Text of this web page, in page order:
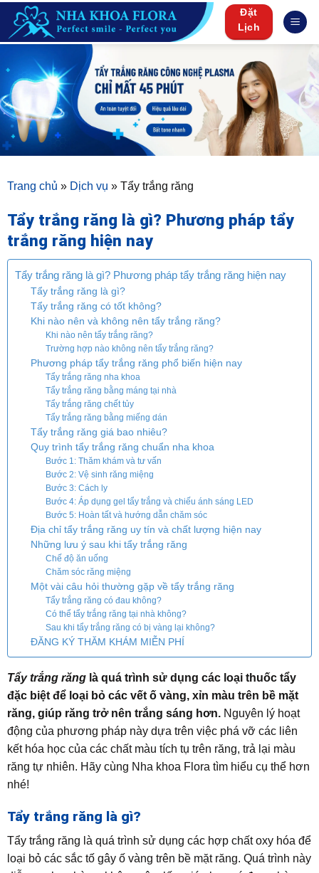
content
Đặt
Lịch
Trang chủ » Dịch vụ » Tẩy trắng răng
Tẩy trắng răng là gì? Phương pháp tẩy
trắng răng hiện nay
Tẩy trắng răng là gì? Phương pháp tẩy trắng răng hiện nay
Tẩy trắng răng là gì?
Tẩy trắng răng có tốt không?
Khi nào nên và không nên tẩy trắng răng?
Khi nào nên tẩy trắng răng?
Trường hợp nào không nên tẩy trắng răng?
Phương pháp tẩy trắng răng phổ biến hiện nay
Tẩy trắng răng nha khoa
Tẩy trắng răng bằng máng tại nhà
Tẩy trắng răng chết tủy
Tẩy trắng răng bằng miếng dán
Tẩy trắng răng giá bao nhiêu?
Quy trình tẩy trắng răng chuẩn nha khoa
Bước 1: Thăm khám và tư vấn
Bước 2: Vệ sinh răng miệng
Bước 3: Cách ly
Bước 4: Áp dụng gel tẩy trắng và chiếu ánh sáng LED
Bước 5: Hoàn tất và hướng dẫn chăm sóc
Địa chỉ tẩy trắng răng uy tín và chất lượng hiện nay
Những lưu ý sau khi tẩy trắng răng
Chế độ ăn uống
Chăm sóc răng miệng
Một vài câu hỏi thường gặp về tẩy trắng răng
Tẩy trắng răng có đau không?
Có thể tẩy trắng răng tại nhà không?
Sau khi tẩy trắng răng có bị vàng lại không?
ĐĂNG KÝ THĂM KHÁM MIỄN PHÍ
Tẩy trắng rănglà quá trình sử dụng các loại thuốc tẩy
đặc biệt để loại bỏ các vết ố vàng, xỉn màu trên bề mặt
răng, giúp răng trở nên trắng sáng hơn.Nguyên lý hoạt
động của phương pháp này dựa trên việc phá vỡ các liên
kết hóa học của các chất màu tích tụ trên răng, trả lại màu
răng tự nhiên. Hãy cùng Nha khoa Flora tìm hiểu cụ thể hơn
nhé!
Tẩy trắng răng là gì?
Tẩy trắng răng là quá trình sử dụng các hợp chất oxy hóa để
loại bỏ các sắc tố gây ố vàng trên bề mặt răng. Quá trình này